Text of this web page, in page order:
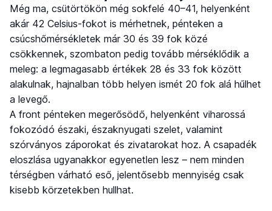
Még ma, csütörtökön még sokfelé 40–41, helyenként
akár 42 Celsius-fokot is mérhetnek, pénteken a
csúcshőmérsékletek már 30 és 39 fok közé
csökkennek, szombaton pedig tovább mérséklődik a
meleg: a legmagasabb értékek 28 és 33 fok között
alakulnak, hajnalban több helyen ismét 20 fok alá hűlhet
a levegő.
A front pénteken megerősödő, helyenként viharossá
fokozódó északi, északnyugati szelet, valamint
szórványos záporokat és zivatarokat hoz. A csapadék
eloszlása ugyanakkor egyenetlen lesz – nem minden
térségben várható eső, jelentősebb mennyiség csak
kisebb körzetekben hullhat.